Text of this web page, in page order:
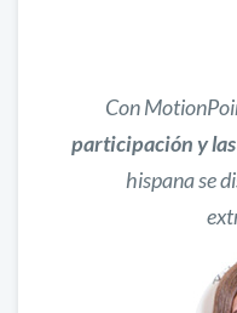
Con
participación y
hispana se